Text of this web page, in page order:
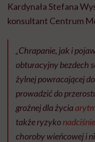
Kardynała Stefana
konsultant Centrum
„Chrapanie, jak i
obturacyjny bezdech
żylnej powracającej
prowadzić do
groźnej dla życia
także ryzyko
choroby wieńcowej i